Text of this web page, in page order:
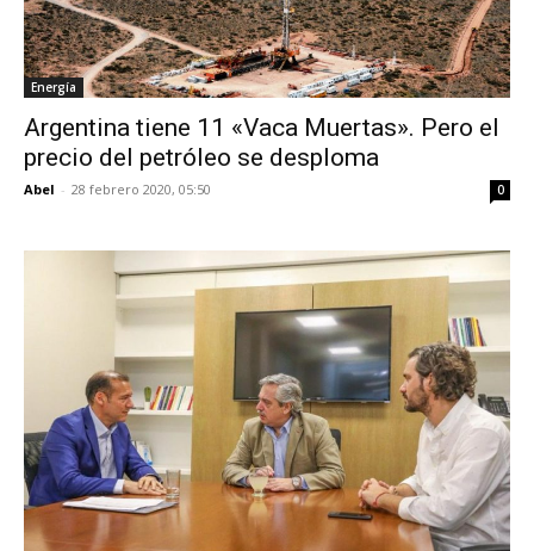
Energía
Argentina tiene 11 «Vaca Muertas». Pero el
precio del petróleo se desploma
Abel - 28 febrero 2020, 05:50 0